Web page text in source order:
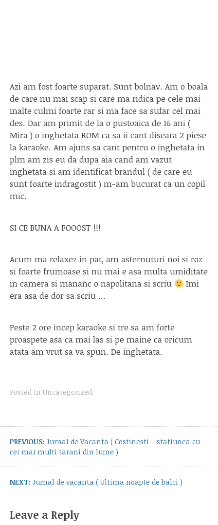
Azi am fost foarte suparat. Sunt bolnav. Am o boala
de care nu mai scap si care ma ridica pe cele mai
inalte culmi foarte rar si ma face sa sufar cel mai
des. Dar am primit de la o pustoaica de 16 ani (
Mira ) o inghetata ROM ca sa ii cant diseara 2 piese
la karaoke. Am ajuns sa cant pentru o inghetata in
plm am zis eu da dupa aia cand am vazut
inghetata si am identificat brandul ( de care eu
sunt foarte indragostit ) m-am bucurat ca un copil
mic.
SI CE BUNA A FOOOST !!!
Acum ma relaxez in pat, am asternuturi noi si roz
si foarte frumoase si nu mai e asa multa umiditate
in camera si mananc o napolitana si scriu
Imi
era asa de dor sa scriu …
Peste 2 ore incep karaoke si tre sa am forte
proaspete asa ca mai las si pe maine ca oricum
atata am vrut sa va spun. De inghetata.
Posted in Uncategorized.
navigation
PREVIOUS: Previous
post:
Jurnal de Vacanta ( Costinesti – statiunea cu
cei mai multi tarani din lume )
NEXT: Next
Jurnal de vacanta ( Ultima noapte de balci )
Leave a Reply